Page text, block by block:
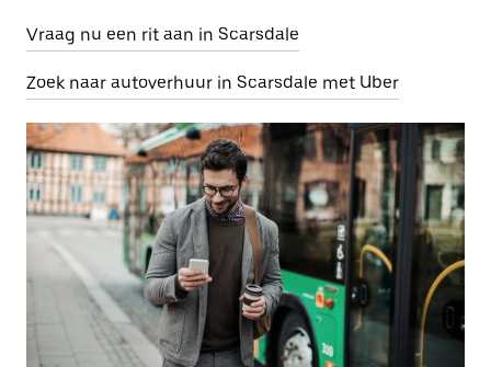
Vraag nu een rit aan in Scarsdale
Zoek naar autoverhuur in Scarsdale met Uber